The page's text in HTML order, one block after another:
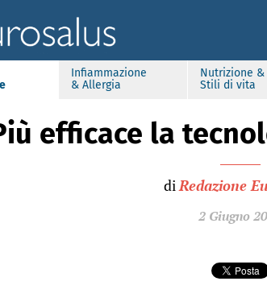
Infiammazione
& Allergia
Nutrizione &
Stili di vita
efficace la
diRedazione
2 Giugno